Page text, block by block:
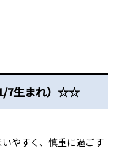
7生まれ）☆☆
やすく、慎重に過ごす